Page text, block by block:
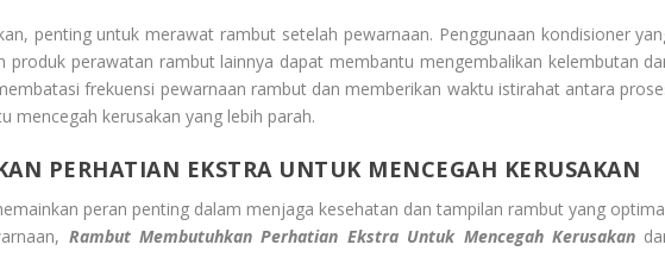
penting untuk merawat rambut setelah pewarnaan. Penggunaan kondisioner
produk perawatan rambut lainnya dapat membantu mengembalikan kelembutan
frekuensi pewarnaan rambut dan memberikan waktu istirahat antara
mencegah kerusakan yang lebih parah.
PERHATIAN EKSTRA UNTUK MENCEGAH KERUSAKAN
peran penting dalam menjaga kesehatan dan tampilan rambut yang
Rambut Membutuhkan Perhatian Ekstra Untuk Mencegah Kerusakan